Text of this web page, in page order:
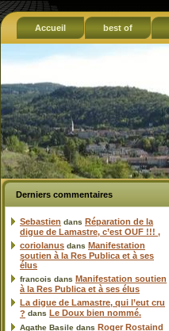
Accueil best of
Derniers commentaires
Sebastien dans Réparation de la
digue de Lamastre, c’est OUF !!! ,
coriolanus dans Manifestation
soutien à la Res Publica et à ses
élus
francois dans Manifestation soutien
à la Res Publica et à ses élus
La digue de Lamastre, qui l’eut cru
? dans Le Doux bien nommé.
Agathe Basile dans Roger Rostaind